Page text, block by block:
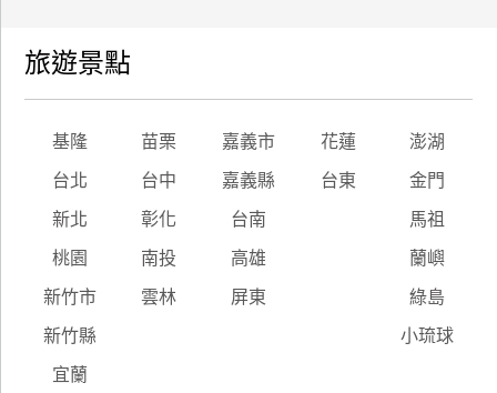
旅遊景點
基隆 苗栗 嘉義市 花蓮 澎湖
台北 台中 嘉義縣 台東 金門
新北 彰化 台南 馬祖
桃園 南投 高雄 蘭嶼
新竹市 雲林 屏東 綠島
新竹縣 小琉球
宜蘭